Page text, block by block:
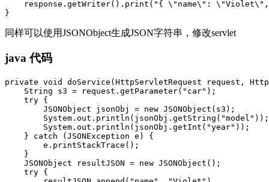
response.getWriter().print("{ \"name\":
同样可以使用JSONObject生成JSON字符串，修改servlet
java 代码
private void doService(HttpServletRequest request,
    String s3 = request.getParameter("car");
    try {
        JSONObject jsonObj = new JSONObject(s3);
        System.out.println(jsonObj.getString("model"));
        System.out.println(jsonObj.getInt("year"));
    } catch (JSONException e) {
        e.printStackTrace();
    }
    JSONObject resultJSON = new JSONObject();
    try {